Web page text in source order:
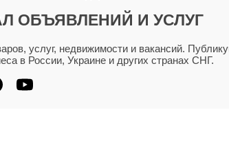
ОБЪЯВЛЕНИЙ И УСЛУГ
услуг, недвижимости и вакансий.
в России, Украине и других странах СНГ.